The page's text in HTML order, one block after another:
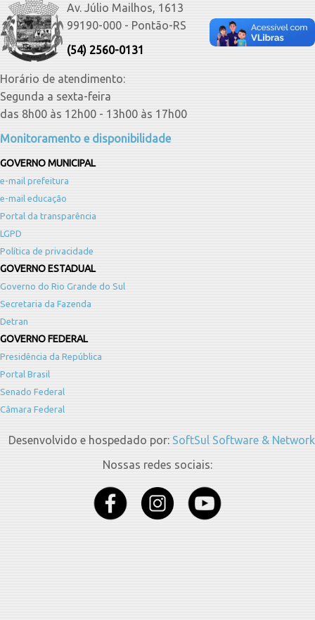
Av. Júlio Mailhos, 1613
99190-000 - Pontão-RS
(54) 2560-0131
Horário de atendimento:
Segunda a sexta-feira
das 8h00 às 12h00 - 13h00 às 17h00
Monitoramento e disponibilidade
GOVERNO MUNICIPAL
e-mail prefeitura
e-mail educação
Portal da transparência
LGPD
Política de privacidade
GOVERNO ESTADUAL
Governo do Rio Grande do Sul
Secretaria da Fazenda
Detran
GOVERNO FEDERAL
Presidência da República
Portal Brasil
Senado Federal
Câmara Federal
Desenvolvido e hospedado por: SoftSul Software & Network
Nossas redes sociais: